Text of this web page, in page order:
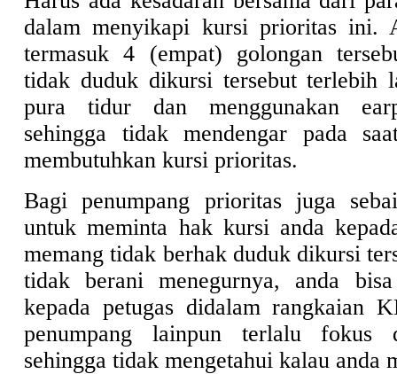
dalam menyikapi kursi prioritas ini.
termasuk 4 (empat) golongan
tidak duduk dikursi tersebut terlebih
pura tidur dan menggunakan
sehingga tidak mendengar pada
membutuhkan kursi prioritas.
Bagi penumpang prioritas juga
untuk meminta hak kursi anda
memang tidak berhak duduk dikursi
tidak berani menegurnya, anda
kepada petugas didalam rangkaian
penumpang lainpun terlalu fokus
sehingga tidak mengetahui kalau anda